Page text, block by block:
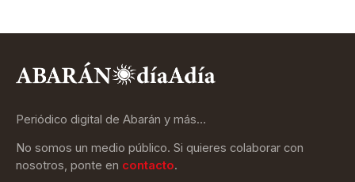
Periódico digital de Abarán y más…
No somos un medio público. Si quieres colaborar con
nosotros, ponte en contacto.